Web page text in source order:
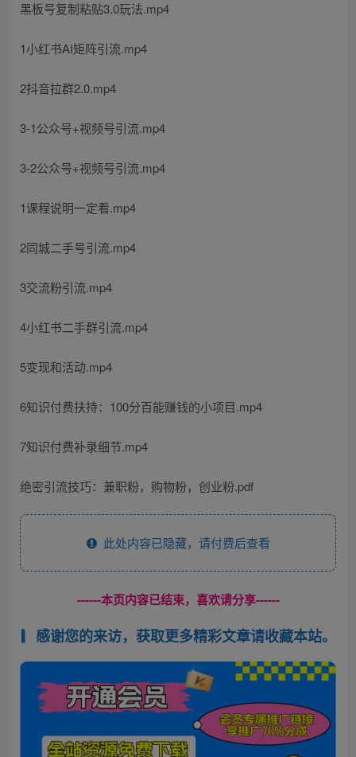
黑板号复制粘贴3.0玩法.mp4
1小红书AI矩阵引流.mp4
2抖音拉群2.0.mp4
3-1公众号+视频号引流.mp4
3-2公众号+视频号引流.mp4
1课程说明一定看.mp4
2同城二手号引流.mp4
3交流粉引流.mp4
4小红书二手群引流.mp4
5变现和活动.mp4
6知识付费扶持：100分百能赚钱的小项目.mp4
7知识付费补录细节.mp4
绝密引流技巧：兼职粉，购物粉，创业粉.pdf
此处内容已隐藏，请付费后查看
------本页内容已结束，喜欢请分享------
感谢您的来访，获取更多精彩文章请收藏本站。